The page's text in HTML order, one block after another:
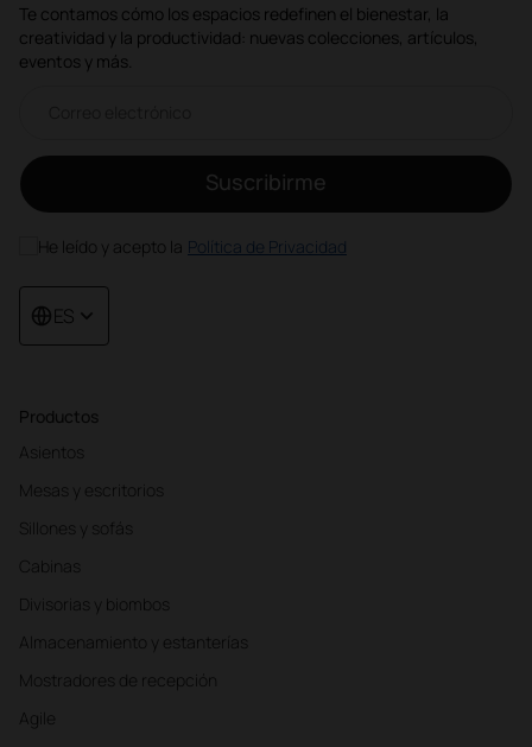
Productos
Asientos
Mesas y escritorios
Sillones y sofás
Cabinas
Divisorias y biombos
Almacenamiento y estanterías
Mostradores de recepción
Agile
Te contamos cómo los espacios redefinen el bienestar, la
creatividad y la productividad: nuevas colecciones, artículos,
eventos y más.
Suscribirme
He leído y acepto la Política de Privacidad
ES